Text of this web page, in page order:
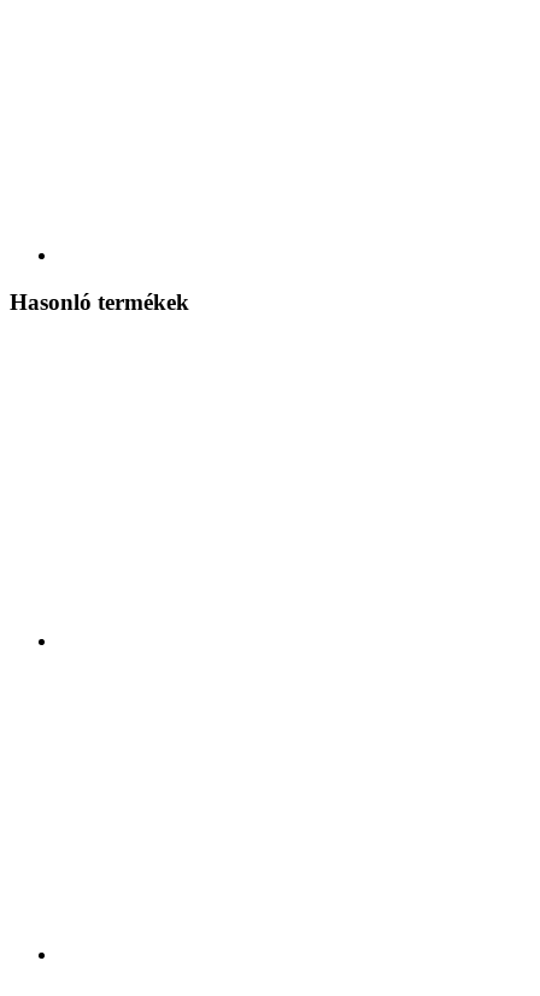
Hasonló termékek